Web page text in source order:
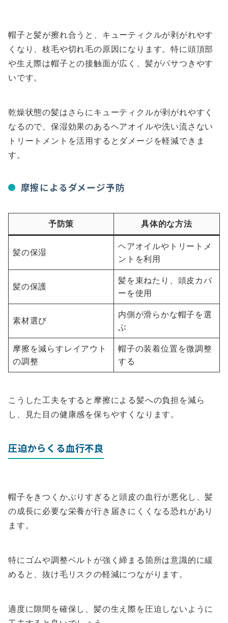
帽子と髪が擦れ合うと、キューティクルが剥がれやす
くなり、枝毛や切れ毛の原因になります。特に頭頂部
や生え際は帽子との接触面が広く、髪がパサつきやす
いです。
乾燥状態の髪はさらにキューティクルが剥がれやすく
なるので、保湿効果のあるヘアオイルや洗い流さない
トリートメントを活用するとダメージを軽減できま
す。
摩擦によるダメージ予防
予防策 具体的な方法
髪の保湿
ヘアオイルやトリートメ
ントを利用
髪の保護
髪を束ねたり、頭皮カバ
ーを使用
素材選び
内側が滑らかな帽子を選
ぶ
摩擦を減らすレイアウト
の調整
帽子の装着位置を微調整
する
こうした工夫をすると摩擦による髪への負担を減ら
し、見た目の健康感を保ちやすくなります。
圧迫からくる血行不良
帽子をきつくかぶりすぎると頭皮の血行が悪化し、髪
の成長に必要な栄養が行き届きにくくなる恐れがあり
ます。
特にゴムや調整ベルトが強く締まる箇所は意識的に緩
めると、抜け毛リスクの軽減につながります。
適度に隙間を確保し、髪の生え際を圧迫しないように